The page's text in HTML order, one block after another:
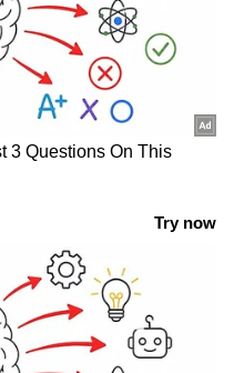
കാണിക്കാൻ
രേഖ കൈവശം